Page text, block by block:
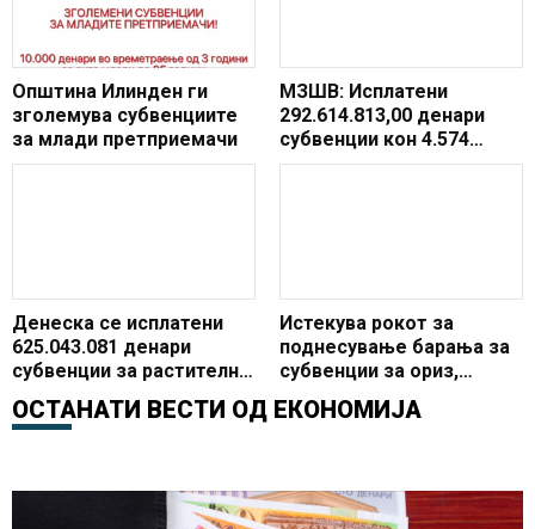
Општина Илинден ги
зголемува субвенциите
за млади претприемачи
МЗШВ: Исплатени
292.614.813,00 денари
субвенции кон 4.574
млекопроизводители
Денеска се исплатени
625.043.081 денари
субвенции за растително
производство од
Програмата за
година
Истекува рокот за
поднесување барања за
субвенции за ориз,
оризова арпа,
градинарски или овошни
ОСТАНАТИ ВЕСТИ ОД ЕКОНОМИЈА